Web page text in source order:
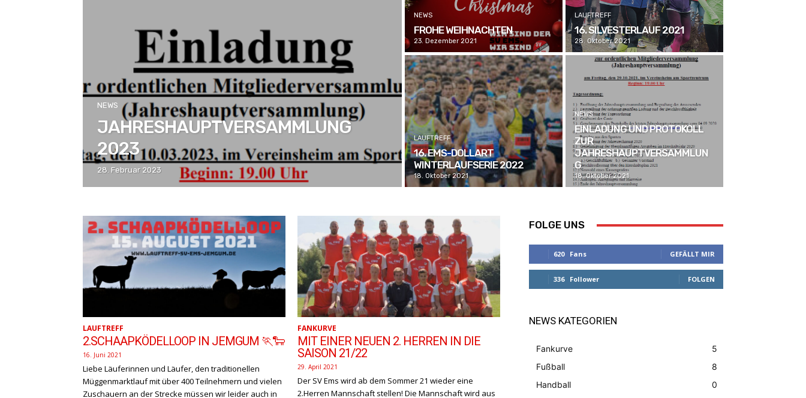
NEWS
JAHRESHAUPTVERSAMMLUNG
2023
28. Februar 2023
NEWS
FROHE WEIHNACHTEN
23. Dezember 2021
LAUFTREFF
16. SILVESTERLAUF 2021
28. Oktober 2021
LAUFTREFF
16. EMS-DOLLART
WINTERLAUFSERIE 2022
18. Oktober 2021
NEWS
EINLADUNG UND PROTOKOLL
ZUR
JAHRESHAUPTVERSAMMLUN
G
18. Oktober 2021
LAUFTREFF
2.SCHAAPKÖDELLOOP IN JEMGUM 🏃🐑
16. Juni 2021
Liebe Läuferinnen und Läufer, den traditionellen
Müggenmarktlauf mit über 400 Teilnehmern und vielen
Zuschauern an der Strecke müssen wir leider auch in
FANKURVE
MIT EINER NEUEN 2. HERREN IN DIE
SAISON 21/22
29. April 2021
Der SV Ems wird ab dem Sommer 21 wieder eine
2.Herren Mannschaft stellen! Die Mannschaft wird aus
FOLGE UNS
620 Fans GEFÄLLT MIR
336 Follower FOLGEN
NEWS KATEGORIEN
Fankurve
5
Fußball
8
Handball
0